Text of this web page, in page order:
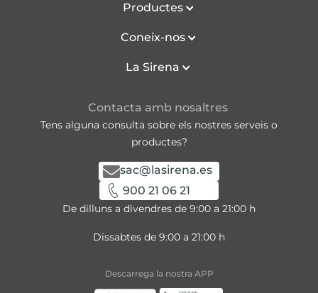
Productes
Coneix-nos
La Sirena
Contacta amb nosaltres
Tens alguna consulta sobre els nostres serveis o
productes?
sac@lasirena.es
900 21 06 21
De dilluns a divendres de 9:00 a 21:00 h
Dissabtes de 9:00 a 21:00 h
Descarrega la nostra APP